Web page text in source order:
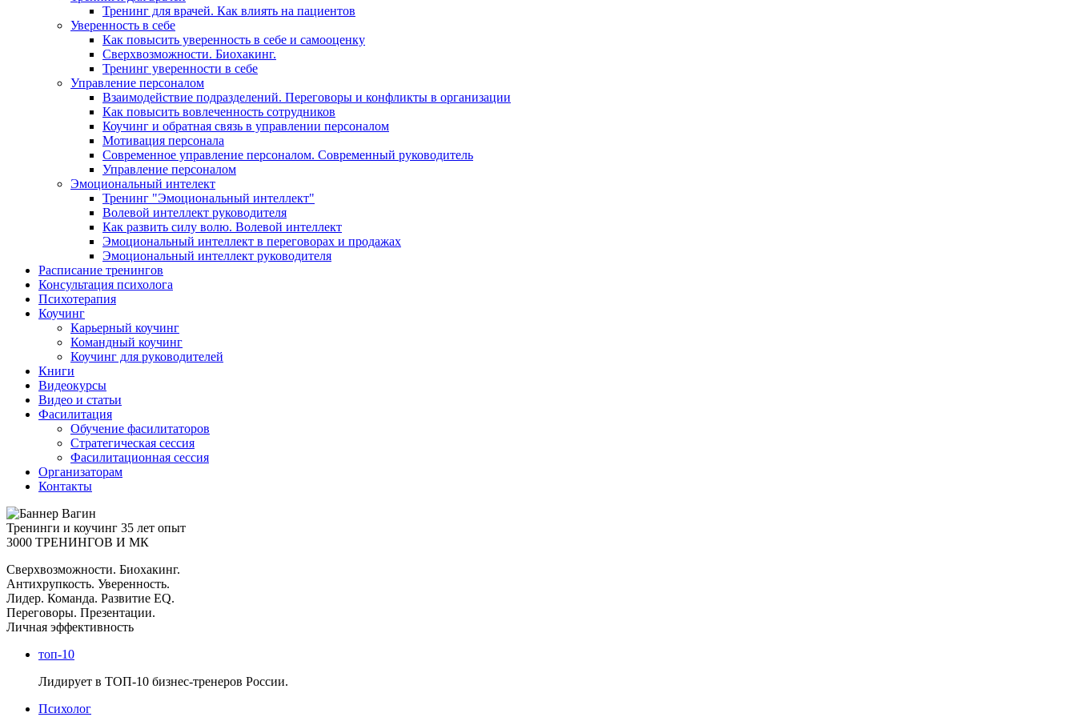
Тренинг для врачей. Как влиять на пациентов
Уверенность в себе
Как повысить уверенность в себе и самооценку
Сверхвозможности. Биохакинг.
Тренинг уверенности в себе
Управление персоналом
Взаимодействие подразделений. Переговоры и конфликты в организации
Как повысить вовлеченность сотрудников
Коучинг и обратная связь в управлении персоналом
Мотивация персонала
Современное управление персоналом. Современный руководитель
Управление персоналом
Эмоциональный интелект
Тренинг "Эмоциональный интеллект"
Волевой интеллект руководителя
Как развить силу волю. Волевой интеллект
Эмоциональный интеллект в переговорах и продажах
Эмоциональный интеллект руководителя
Расписание тренингов
Консультация психолога
Психотерапия
Коучинг
Карьерный коучинг
Командный коучинг
Коучинг для руководителей
Книги
Видеокурсы
Видео и статьи
Фасилитация
Обучение фасилитаторов
Стратегическая сессия
Фасилитационная сессия
Организаторам
Контакты
Тренинги и коучинг 35 лет опыт
3000 ТРЕНИНГОВ И МК
Сверхвозможности. Биохакинг.
Антихрупкость. Уверенность.
Лидер. Команда. Развитие EQ.
Переговоры. Презентации.
Личная эффективность
топ-10
Лидирует в ТОП-10 бизнес-тренеров России.
Психолог